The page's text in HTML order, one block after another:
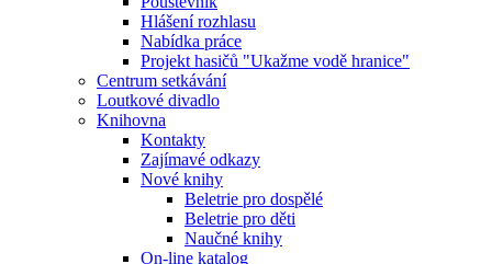
Hlášení rozhlasu
Nabídka práce
Projekt hasičů "Ukažme vodě hranice"
Centrum setkávání
Loutkové divadlo
Knihovna
Kontakty
Zajímavé odkazy
Nové knihy
Beletrie pro dospělé
Beletrie pro děti
Naučné knihy
On-line katalog